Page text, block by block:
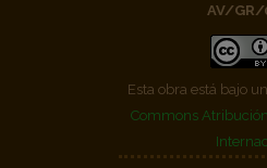
AV/GR/
Esta obra está bajo
Commons